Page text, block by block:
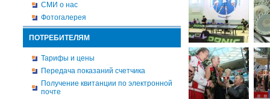
СМИ о нас
Фотогалерея
ПОТРЕБИТЕЛЯМ
Тарифы и цены
Передача показаний счетчика
Получение квитанции по электронной
почте